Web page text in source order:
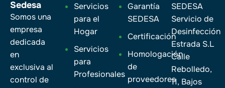
Sedesa
Somos una
empresa
dedicada
en
exclusiva al
control de
Servicios
para el
Hogar
Servicios
para
Profesionales
Garantía
SEDESA
Certificación
Homologación
de
proveedores
SEDESA
Servicio de
Desinfección
Estrada S.L
Calle
Rebolledo,
11, Bajos